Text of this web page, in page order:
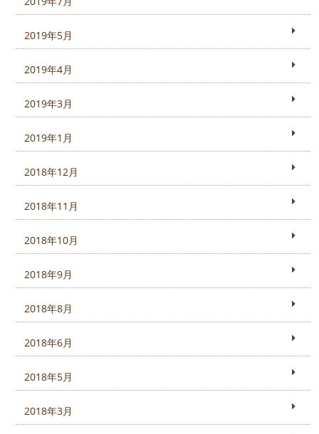
2019年5月
2019年4月
2019年3月
2019年1月
2018年12月
2018年11月
2018年10月
2018年9月
2018年8月
2018年6月
2018年5月
2018年3月